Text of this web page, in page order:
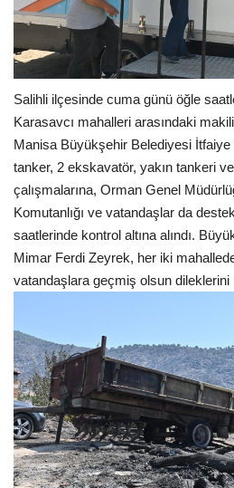
Salihli ilçesinde cuma günü öğle
Karasavcı mahalleri arasındaki
Manisa Büyükşehir Belediyesi
tanker, 2 ekskavatör, yakın tankeri
çalışmalarına, Orman Genel
Komutanlığı ve vatandaşlar da
saatlerinde kontrol altına alındı.
Mimar Ferdi Zeyrek, her iki
vatandaşlara geçmiş olsun dileklerini